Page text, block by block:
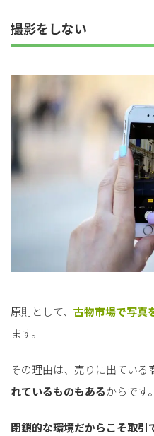
撮影をしない
原則として、 古物市場で写真
ます。
その理由は、売りに出ている
れているものもあるからです。
閉鎖的な環境だからこそ取引